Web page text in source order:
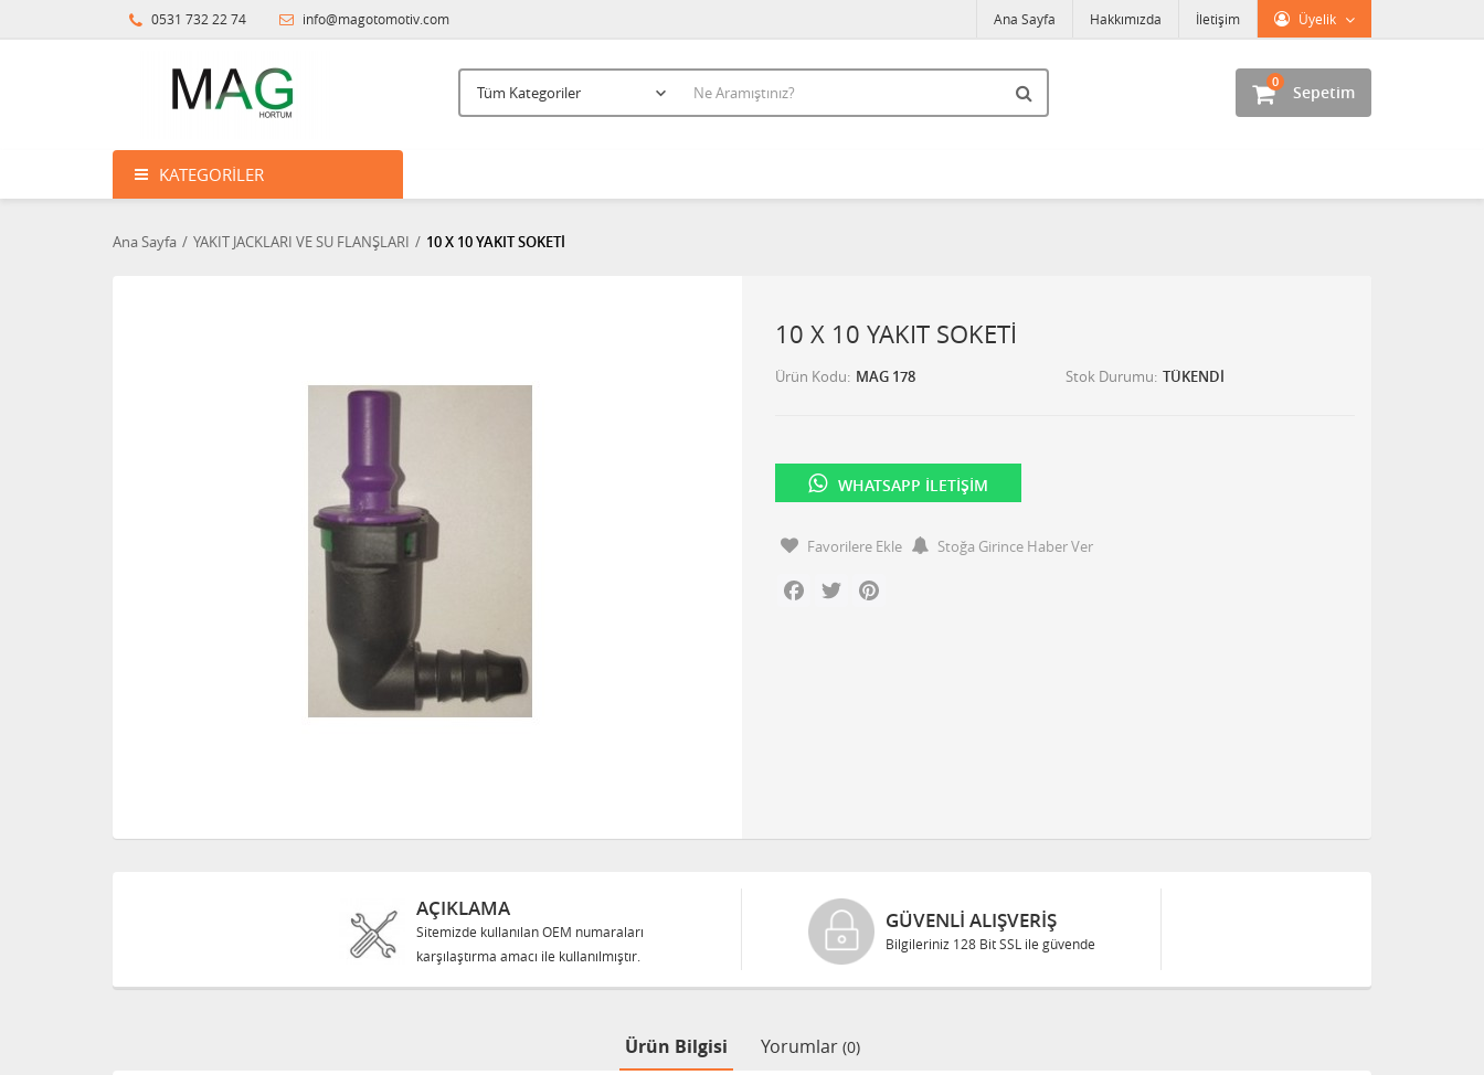
0531 732 22 74 info@magotomotiv.com Üyelik
Ana Sayfa Hakkımızda İletişim
Sepetim
0
KATEGORILER
Ana Sayfa YAKIT JACKLARI VE SU FLANŞLARI 10 X 10 YAKIT SOKETİ
10 X 10 YAKIT SOKETİ
Ürün Kodu MAG 178 Stok Durumu TÜKENDİ
WHATSAPP İLETIŞIM
Favorilere Ekle
Stoğa Girince Haber Ver
Facebook
Twitter
AÇIKLAMA
Sitemizde kullanılan OEM numaraları
karşılaştırma amacı ile kullanılmıştır.
GÜVENLI ALIŞVERIŞ
Bilgileriniz 128 Bit SSL ile güvende
Ürün Bilgisi Yorumlar (0)